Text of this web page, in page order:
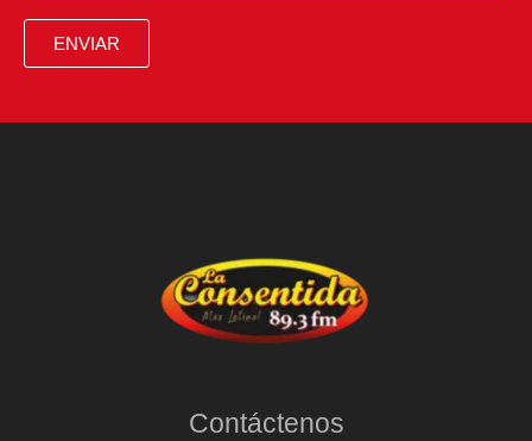
ENVIAR
Contáctenos